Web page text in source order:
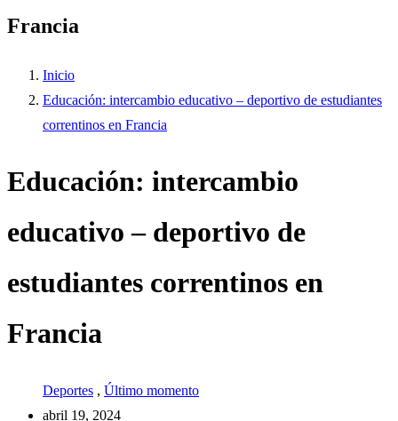
Francia
Inicio
Educación: intercambio educativo – deportivo de estudiantes
correntinos en Francia
Educación: intercambio
educativo – deportivo de
estudiantes correntinos en
Francia
Deportes , Último momento
abril 19, 2024